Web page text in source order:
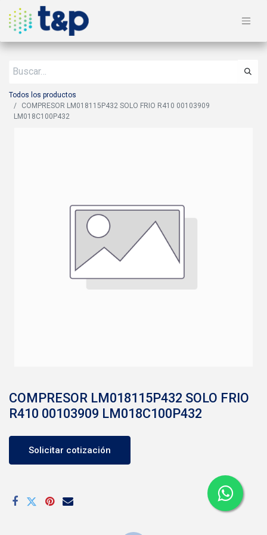
Todos los productos
COMPRESOR LM018115P432 SOLO FRIO R410 00103909
LM018C100P432
COMPRESOR LM018115P432 SOLO FRIO
R410 00103909 LM018C100P432
Solicitar cotización